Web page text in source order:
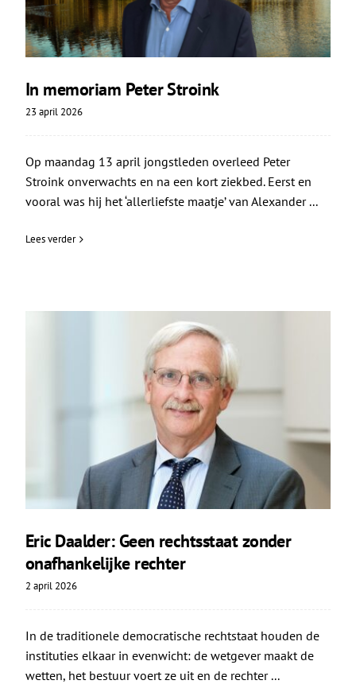
In memoriam Peter Stroink
23 april 2026
Op maandag 13 april jongstleden overleed Peter
Stroink onverwachts en na een kort ziekbed. Eerst en
vooral was hij het ‘allerliefste maatje’ van Alexander ...
Lees verder
Eric Daalder: Geen rechtsstaat zonder
onafhankelijke rechter
2 april 2026
In de traditionele democratische rechtstaat houden de
instituties elkaar in evenwicht: de wetgever maakt de
wetten, het bestuur voert ze uit en de rechter ...